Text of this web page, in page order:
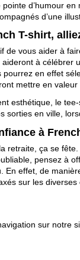
d’humour
d’une
T-shirt,
de vous aider à
à célébrer
pourrez en effet
mettre en
esthétique, le
sorties en ville,
à
retraite, ça se
pensez à
En effet, de
sur les diverses
sur notre